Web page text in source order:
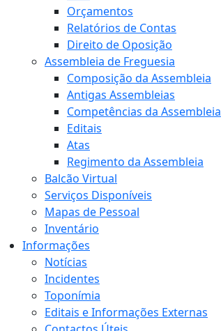
Orçamentos
Relatórios de Contas
Direito de Oposição
Assembleia de Freguesia
Composição da Assembleia
Antigas Assembleias
Competências da Assembleia
Editais
Atas
Regimento da Assembleia
Balcão Virtual
Serviços Disponíveis
Mapas de Pessoal
Inventário
Informações
Notícias
Incidentes
Toponímia
Editais e Informações Externas